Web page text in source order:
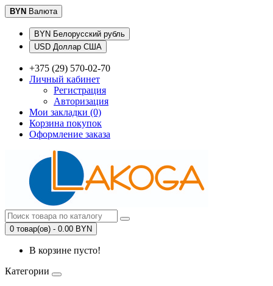
BYN Валюта
BYN Белорусский рубль
USD Доллар США
+375 (29) 570-02-70
Личный кабинет
Регистрация
Авторизация
Мои закладки (0)
Корзина покупок
Оформление заказа
0 товар(ов) - 0.00 BYN
В корзине пусто!
Категории